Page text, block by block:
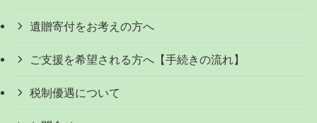
遺贈寄付をお考えの方へ
ご支援を希望される方へ【手続きの流れ】
税制優遇について